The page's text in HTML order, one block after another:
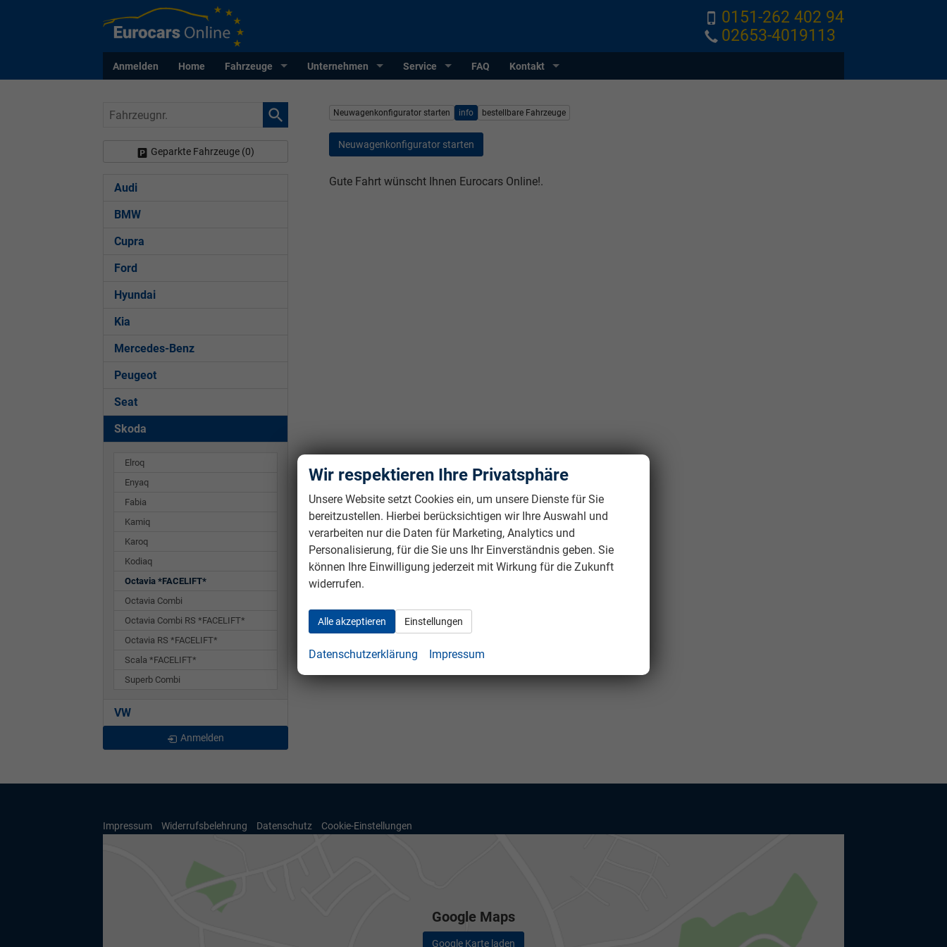
0151-262 402 94
02653-4019113
Anmelden Home Fahrzeuge Unternehmen Service FAQ Kontakt
Neuwagenkonfigurator starten info bestellbare Fahrzeuge
Neuwagenkonfigurator starten
Gute Fahrt wünscht Ihnen Eurocars Online!.
Fahrzeugnr.
Geparkte Fahrzeuge (0)
Audi
BMW
Cupra
Ford
Hyundai
Kia
Mercedes-Benz
Peugeot
Seat
Skoda
Elroq
Enyaq
Fabia
Kamiq
Karoq
Kodiaq
Octavia *FACELIFT*
Octavia Combi
Octavia Combi RS *FACELIFT*
Octavia RS *FACELIFT*
Scala *FACELIFT*
Superb Combi
VW
Anmelden
Impressum Widerrufsbelehrung Datenschutz Cookie-Einstellungen
Google Maps
Google Karte laden
Wir respektieren Ihre Privatsphäre
Unsere Website setzt Cookies ein, um unsere Dienste für Sie
bereitzustellen. Hierbei berücksichtigen wir Ihre Auswahl und
verarbeiten nur die Daten für Marketing, Analytics und
Personalisierung, für die Sie uns Ihr Einverständnis geben. Sie
können Ihre Einwilligung jederzeit mit Wirkung für die Zukunft
widerrufen.
Alle akzeptieren Einstellungen
Datenschutzerklärung Impressum